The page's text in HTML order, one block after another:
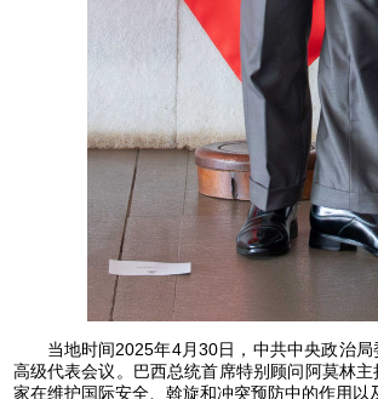
当地时间2025年4月30日，中共中央政治
高级代表会议。巴西总统首席特别顾问阿莫林
家在维护国际安全、斡旋和冲突预防中的作用以